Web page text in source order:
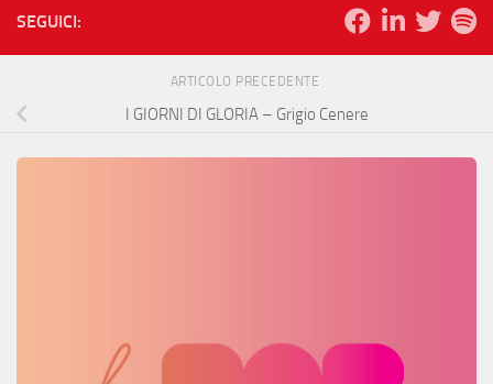
SEGUICI:
ARTICOLO PRECEDENTE
I GIORNI DI GLORIA – Grigio Cenere